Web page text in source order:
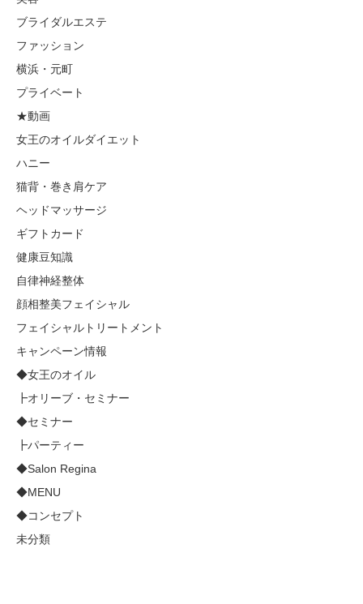
ブライダルエステ
ファッション
横浜・元町
プライベート
★動画
女王のオイルダイエット
ハニー
猫背・巻き肩ケア
ヘッドマッサージ
ギフトカード
健康豆知識
自律神経整体
顔相整美フェイシャル
フェイシャルトリートメント
キャンペーン情報
◆女王のオイル
┣オリーブ・セミナー
◆セミナー
┣パーティー
◆Salon Regina
◆MENU
◆コンセプト
未分類